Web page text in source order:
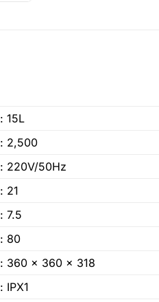
: 15L
: 2,500
: 220V/50Hz
: 21
: 7.5
: 80
: 360 x 360 x 318
: IPX1